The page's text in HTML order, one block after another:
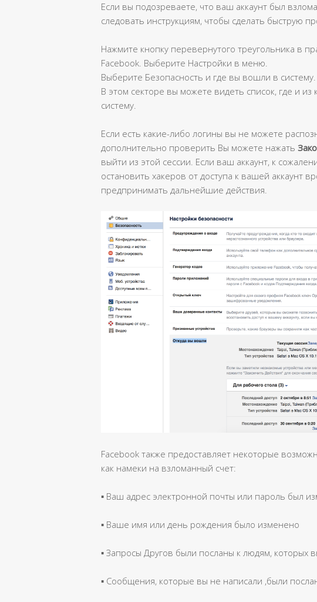
Если вы подозреваете, что ваш аккаунт был
следовать инструкциям, чтобы сделать быструю
Нажмите кнопку перевернутого треугольника в
Facebook. Выберите Настройки в меню.
Выберите Безопасность и где вы вошли в систему.
В этом секторе вы можете видеть список, где и из
систему.
Если есть какие-либо логины вы не можете
дополнительно проверить Вы можете нажать
выйти из этой сессии. Если ваш аккаунт, к
остановить хакеров от доступа к вашей аккаунт
предпринимать дальнейшие действия.
Facebook также предоставляет некоторые
как намеки на взломанный счет:
▪ Ваш адрес электронной почты или пароль был
▪ Ваше имя или день рождения было изменено
▪ Запросы Другов были посланы к людям, которых
▪ Сообщения, которые вы не написали ,были